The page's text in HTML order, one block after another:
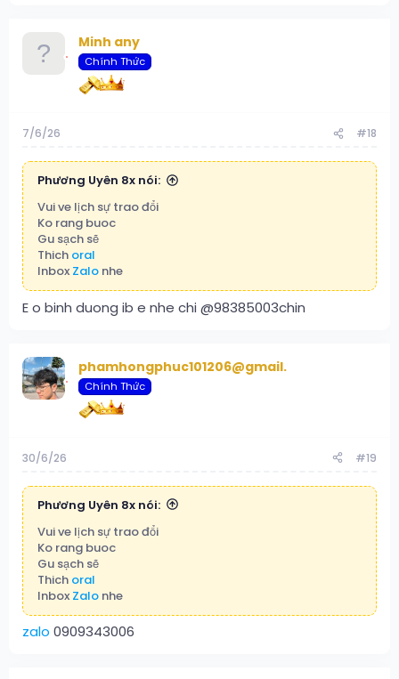
Minh any
Chính Thức
7/6/26 #18
Phương Uyên 8x nói:
Vui ve lịch sự trao đổi
Ko rang buoc
Gu sạch sẽ
Thich oral
Inbox Zalo nhe
E o binh duong ib e nhe chi @98385003chin
phamhongphuc101206@gmail.
Chính Thức
30/6/26 #19
Phương Uyên 8x nói:
Vui ve lịch sự trao đổi
Ko rang buoc
Gu sạch sẽ
Thich oral
Inbox Zalo nhe
zalo 0909343006